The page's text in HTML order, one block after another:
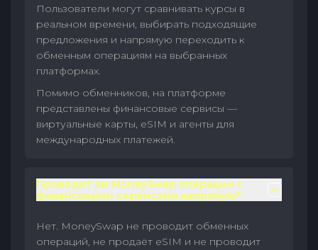
Пользователи могут сравнивать курсы в
реальном времени, выбирать подходящие
предложения и напрямую переходить к
обменным операциям на выбранных
платформах.
Помимо обменников, на платформе
представлены финансовые сервисы —
виртуальные карты, eSIM и агенты для
международных платежей.
Проводит ли MoneySwap операции с
финансовыми сервисами напрямую?
Нет. MoneySwap не проводит обменных
операций, не продаёт eSIM и не проводит